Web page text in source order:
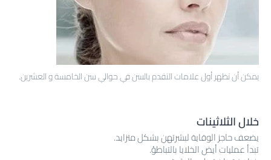
يمكن أن تظهر أول علامات التقدم بالسن في حوالي سن الخامسة و العشرين.
خلال الثلاثينات
يضعف حاجز الوقاية لبشرتهن بشكل متزايد.
تبدأ عمليات أيض الخلايا بالتباطؤ.